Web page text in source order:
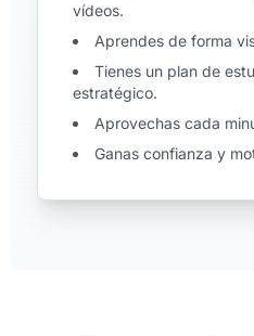
vídeos.
Aprendes de forma
Tienes un plan de
estratégico.
Aprovechas cada
Ganas confianza y